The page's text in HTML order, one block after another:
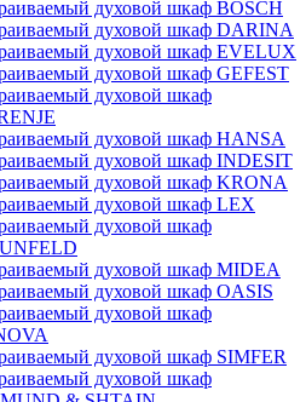
духовой шкаф BOSCH
духовой шкаф DARINA
духовой шкаф EVELUX
духовой шкаф GEFEST
духовой шкаф
духовой шкаф HANSA
духовой шкаф INDESIT
духовой шкаф KRONA
духовой шкаф LEX
духовой шкаф
духовой шкаф MIDEA
духовой шкаф OASIS
духовой шкаф
духовой шкаф SIMFER
духовой шкаф